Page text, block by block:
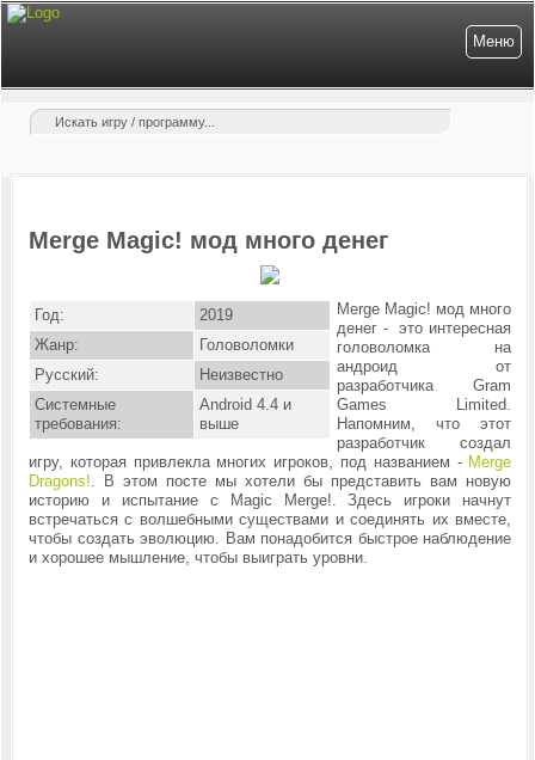
Меню
Merge Magic! мод много денег
Год:
2019
Жанр:
Головоломки
Русский:
Неизвестно
Системные
требования:
Android 4.4 и
выше
Merge Magic! мод много
денег - это интересная
головоломка на
андроид от
разработчика Gram
Games Limited.
Напомним, что этот
разработчик создал
игру, которая привлекла многих игроков, под названием - Merge
Dragons!. В этом посте мы хотели бы представить вам новую
историю и испытание с Magic Merge!. Здесь игроки начнут
встречаться с волшебными существами и соединять их вместе,
чтобы создать эволюцию. Вам понадобится быстрое наблюдение
и хорошее мышление, чтобы выиграть уровни.